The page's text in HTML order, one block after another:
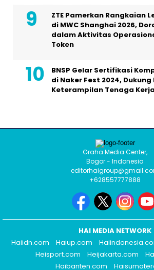
ZTE Pamerkan Rangkaian
di MWC Shanghai 2026,
dalam Aktivitas
Token
BNSP Gelar Sertifikasi
di Naker Fest 2024,
Keterampilan Tenaga Kerja
Graha Media Center,
Bogor - Indonesia
+628557777888
HAI MEDIA NETWORK
Haiidn.com
Haiup.com
Heisport.com
Heijakarta.com
Haibanten.com